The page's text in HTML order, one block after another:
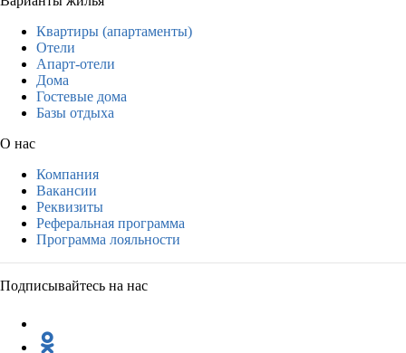
Квартиры (апартаменты)
Отели
Апарт-отели
Дома
Гостевые дома
Базы отдыха
О нас
Компания
Вакансии
Реквизиты
Реферальная программа
Программа лояльности
Подписывайтесь на нас